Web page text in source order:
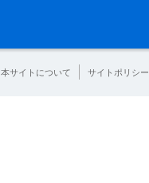
本サイトについて サイトポリシー